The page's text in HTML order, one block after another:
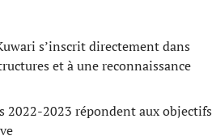
s’inscrit directement dans
et à une reconnaissance
2022-2023 répondent aux objectifs